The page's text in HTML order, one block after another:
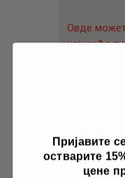
Овде
најчешћа
Пријавите
остварите
цене